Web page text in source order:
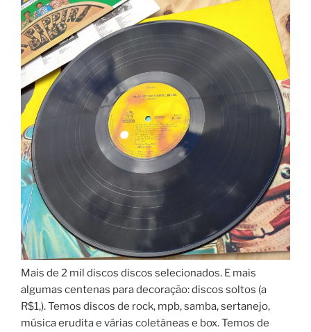
Mais de 2 mil discos discos selecionados. E mais
algumas centenas para decoração: discos soltos (a
R$1,). Temos discos de rock, mpb, samba, sertanejo,
música erudita e várias coletâneas e box. Temos de